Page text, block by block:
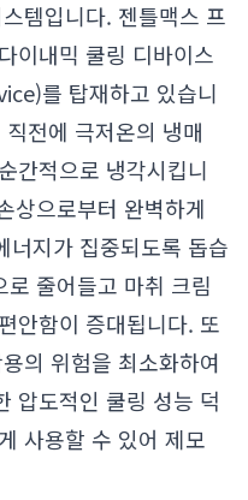
템입니다. 젠틀맥스 프
이내믹 쿨링 디바이스
를 탑재하고 있습니
전에 극저온의 냉매
간적으로 냉각시킵니
상으로부터 완벽하게
너지가 집중되도록 돕습
줄어들고 마취 크림
안함이 증대됩니다. 또
의 위험을 최소화하여
압도적인 쿨링 성능 덕
사용할 수 있어 제모